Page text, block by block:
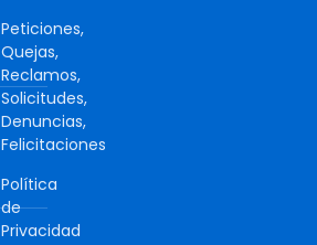
Peticiones,
Quejas,
Reclamos,
Solicitudes,
Denuncias,
Felicitaciones
Política
de
Privacidad